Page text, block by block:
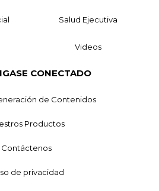
Salud Ejecutiva
Videos
CONECTADO
de Contenidos
Productos
Contáctenos
de privacidad